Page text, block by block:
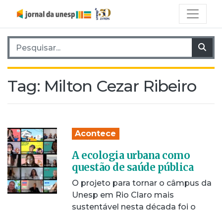
Pesquisar por:
Tag: Milton Cezar Ribeiro
Acontece
A ecologia urbana como
questão de saúde pública
O projeto para tornar o câmpus da
Unesp em Rio Claro mais
sustentável nesta década foi o